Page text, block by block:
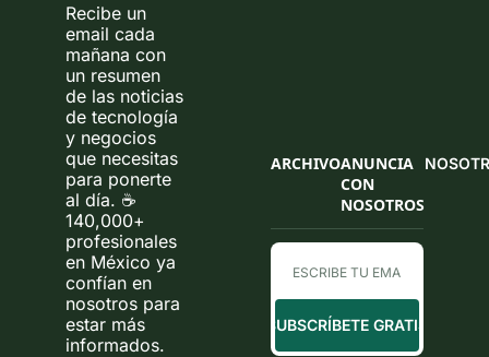
Recibe un
email cada
mañana con
un resumen
de las noticias
de tecnología
y negocios
que necesitas
para ponerte
al día. ☕
140,000+
profesionales
en México ya
confían en
nosotros para
estar más
informados.
ARCHIVOANUNCIA
CON
NOSOTROS
SUBSCRÍBETE GRATIS